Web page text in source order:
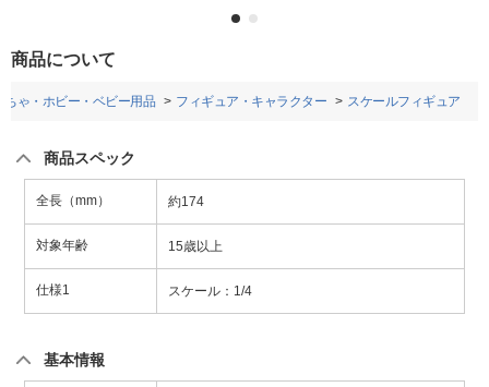
商品について
ちゃ・ホビー・ベビー用品 フィギュア・キャラクター スケールフィギュア
商品スペック
全長（mm） 約174
対象年齢 15歳以上
仕様1 スケール：1/4
基本情報